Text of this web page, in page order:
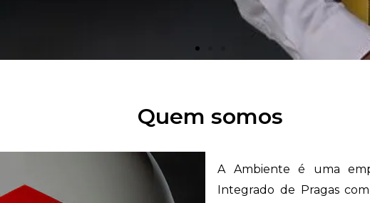
Quem somos
A Ambiente é uma
Integrado de Pragas